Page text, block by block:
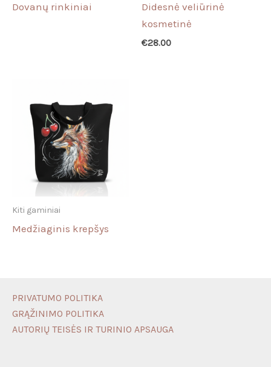
Dovanų rinkiniai
Didesnė veliūrinė
kosmetinė
€28.00
Kiti gaminiai
Medžiaginis krepšys
PRIVATUMO POLITIKA
GRĄŽINIMO POLITIKA
AUTORIŲ TEISĖS IR TURINIO APSAUGA